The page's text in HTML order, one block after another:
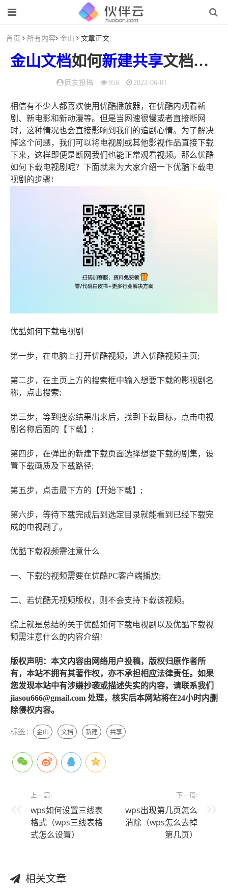
首页 所有内容 金山 文章正文
金山文档如何新建共享文档（金山文档怎么建共享文档）
网友投稿 956 2022-06-01
相信有不少人都喜欢使用优酷播放器，在优酷内观看新
剧、新电影和新动漫等。但是当网速很慢或者直接断网
时，这种情况也会直接影响到我们的追剧心情。为了解决
掉这个问题，我们可以将电视剧或其他影视作品直接下载
下来，这样即便是断网我们也能正常观看视频。那么优酷
如何下载电视剧呢？下面就来为大家介绍一下优酷下载电
视剧的步骤!
优酷如何下载电视剧
第一步，在电脑上打开优酷视频，进入优酷视频主页;
第二步，在主页上方的搜索框中输入想要下载的影视剧名
称，点击搜索;
第三步，等到搜索结果出来后，找到下载目标，点击电视
剧名称后面的【下载】;
第四步，在弹出的新建下载页面选择想要下载的剧集，设
置下载画质及下载路径;
第五步，点击最下方的【开始下载】;
第六步，等待下载完成后到选定目录就能看到已经下载完
成的电视剧了。
优酷下载视频需注意什么
一、下载的视频需要在优酷PC客户端播放;
二、若优酷无视频版权，则不会支持下载该视频。
综上就是总结的关于优酷如何下载电视剧以及优酷下载视
频需注意什么的内容介绍!
版权声明：本文内容由网络用户投稿，版权归原作者所
有，本站不拥有其著作权，亦不承担相应法律责任。如果
您发现本站中有涉嫌抄袭或描述失实的内容，请联系我们
jiasou666@gmail.com 处理，核实后本网站将在24小时内删
除侵权内容。
标签： 金山 文档 新建 共享
上一篇:
wps如何设置三线表
格式（wps三线表格
式怎么设置）
下一篇:
wps出现第几页怎么
消除（wps怎么去掉
第几页）
相关文章